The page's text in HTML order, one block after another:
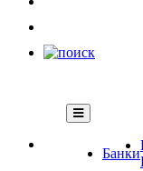
Банки